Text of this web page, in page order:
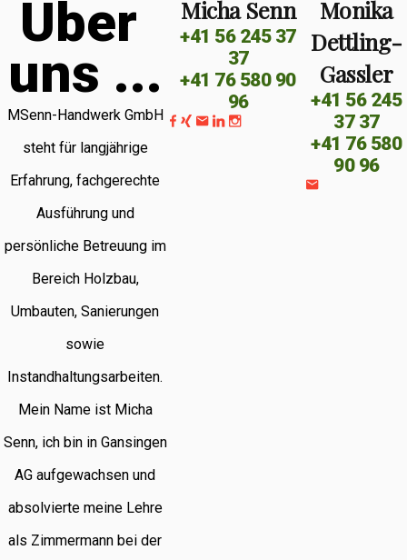
Über
uns ...
MSenn-Handwerk GmbH
steht für langjährige
Erfahrung, fachgerechte
Ausführung und
persönliche Betreuung im
Bereich Holzbau,
Umbauten, Sanierungen
sowie
Instandhaltungsarbeiten.
Mein Name ist Micha
Senn, ich bin in Gansingen
AG aufgewachsen und
absolvierte meine Lehre
als Zimmermann bei der
Micha Senn
+41 56 245 37
37
+41 76 580 90
96
Monika
Dettling-
Gassler
+41 56 245
37 37
+41 76 580
90 96